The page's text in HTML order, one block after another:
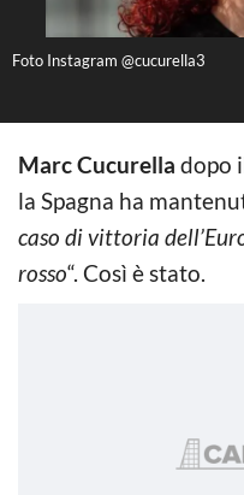
Foto Instagram @cucurella3
Marc Cucurella dopo
la Spagna ha
caso di vittoria
rosso“. Così è stato.